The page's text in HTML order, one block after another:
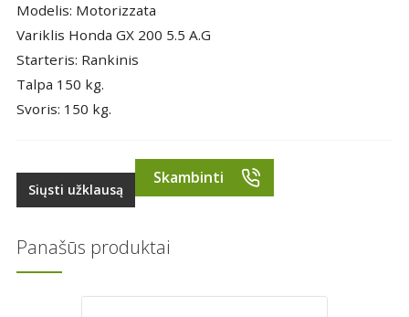
Modelis: Motorizzata
Variklis Honda GX 200 5.5 A.G
Starteris: Rankinis
Talpa 150 kg.
Svoris: 150 kg.
Skambinti
Siųsti užklausą
Panašūs produktai